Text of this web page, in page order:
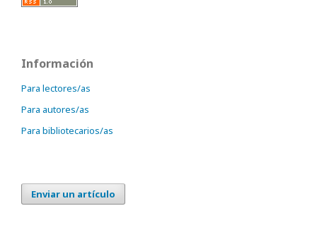
Información
Para lectores/as
Para autores/as
Para bibliotecarios/as
Enviar un artículo